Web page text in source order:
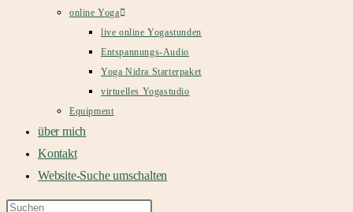
online Yoga
live online Yogastunden
Entspannungs-Audio
Yoga Nidra Starterpaket
virtuelles Yogastudio
Equipment
über mich
Kontakt
Website-Suche umschalten